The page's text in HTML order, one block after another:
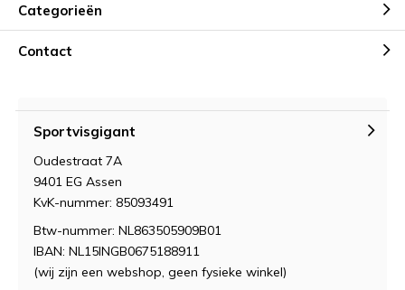
Categorieën
Contact
Sportvisgigant
Oudestraat 7A
9401 EG Assen
KvK-nummer: 85093491
Btw-nummer: NL863505909B01
IBAN: NL15INGB0675188911
(wij zijn een webshop, geen fysieke winkel)